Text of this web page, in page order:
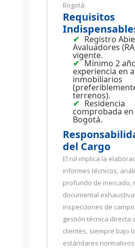
Bogotá.
Requisitos
Registro
Avaluadores
vigente.
Mínimo 2
experiencia en
inmobiliarios
terrenos).
Residencia
comprobada en
Bogotá.
del Cargo
El rol implica la
informes técnicos,
profundo de mercado,
documental
inspecciones de
gestión técnica directa
clientes, siempre bajo
estándares normativos